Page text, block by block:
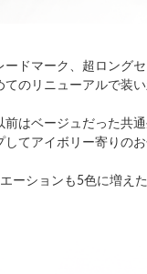
ードマーク、超ロング
のリニューアルで装い
前はベージュだった共
てアイボリー寄りのお
ーションも5色に増え